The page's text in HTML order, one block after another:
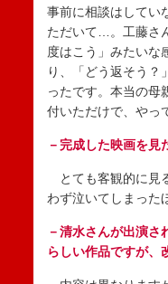
事前に相談はしてい
ただいて…。工藤さ
度はこう」みたいな
り、「どう返そう？
ったです。本当の母
付いただけで、やっ
－完成した映画を見
とても客観的に見
わず泣いてしまった
－清水さんが出演
らしい作品ですが、